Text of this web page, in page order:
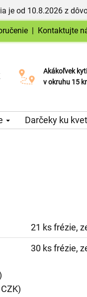
je od 10.8.2026 z
| Kontaktujte
Akákoľvek
v okruhu 15
Služba Click &
Darčeky ku
21 ks frézie,
30 ks frézie,